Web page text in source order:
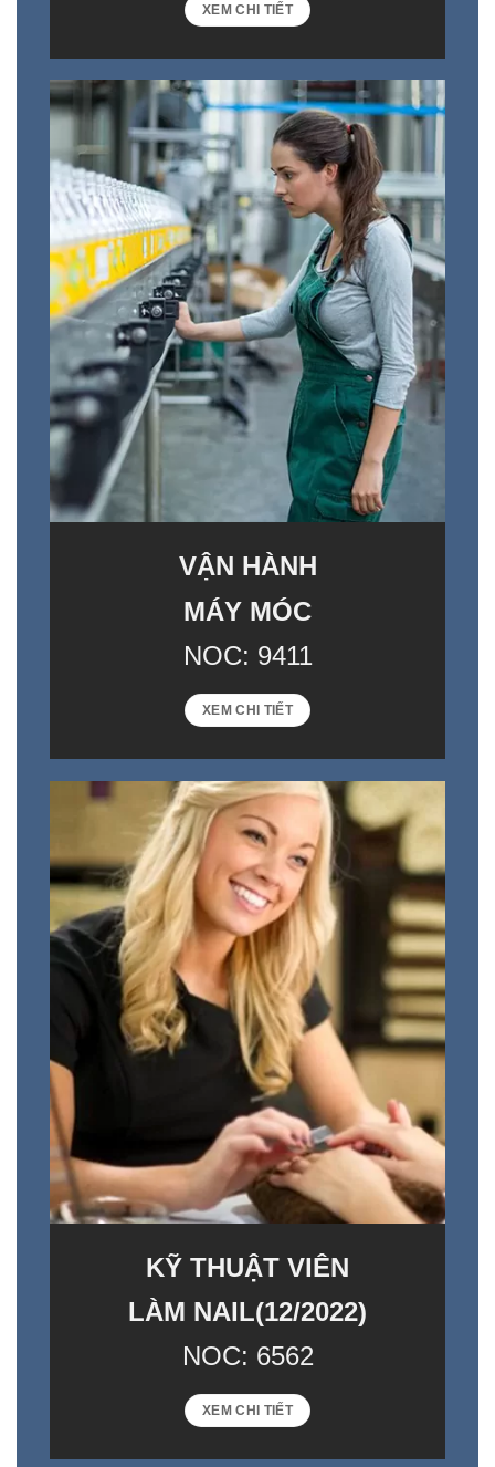
XEM CHI TIẾT
VẬN HÀNH
MÁY MÓC
NOC: 9411
XEM CHI TIẾT
KỸ THUẬT VIÊN
LÀM NAIL(12/2022)
NOC: 6562
XEM CHI TIẾT